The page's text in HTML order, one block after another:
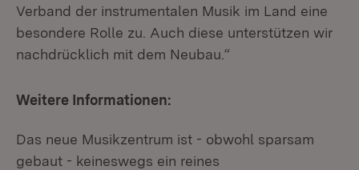
Verband der instrumentalen Musik im Land eine
besondere Rolle zu. Auch diese unterstützen wir
nachdrücklich mit dem Neubau.“
Weitere Informationen:
Das neue Musikzentrum ist - obwohl sparsam
gebaut - keineswegs ein reines